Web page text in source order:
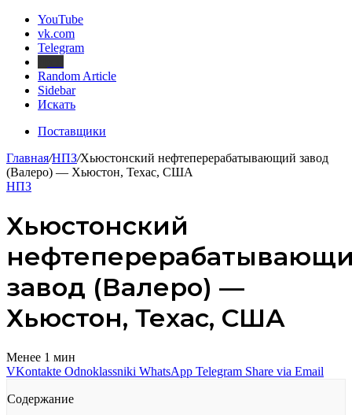
YouTube
vk.com
Telegram
Random Article
Sidebar
Искать
Поставщики
Главная/НПЗ/Хьюстонский нефтеперерабатывающий завод
(Валеро) — Хьюстон, Техас, США
НПЗ
Хьюстонский
завод (Валеро) —
Хьюстон, Техас, США
Менее 1 мин
VKontakte Odnoklassniki WhatsApp Telegram Share via Email
Содержание